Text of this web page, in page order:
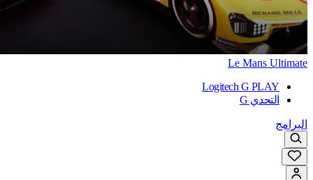
Le Mans Ultimate
Logitech G PLAY
التحدي G
البرامج